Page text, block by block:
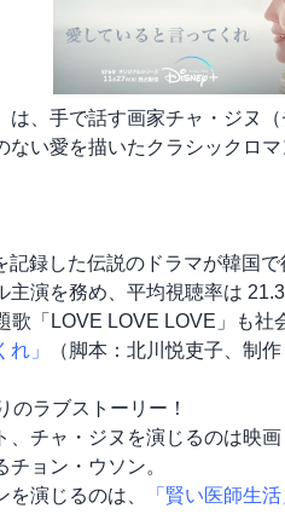
は、手で話す画家チャ・ジヌ
ない愛を描いたクラシックロマ
録した伝説のドラマが韓国で
主演を務め、平均視聴率は
歌「LOVE LOVE LOVE」も
」 （脚本：北川悦吏子、制
ラブストーリー！
、チャ・ジヌを演じるのは映画
ョン・ウソン。
演じるのは、
「賢い医師生活